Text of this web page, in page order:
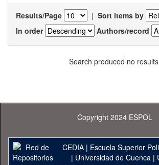
Results/Page | Sort items by
In order
Authors/record
Search produced no
Copyright 2024 ESPOL
CEDIA| Escuela Superior
| Universidad de Cuenca|